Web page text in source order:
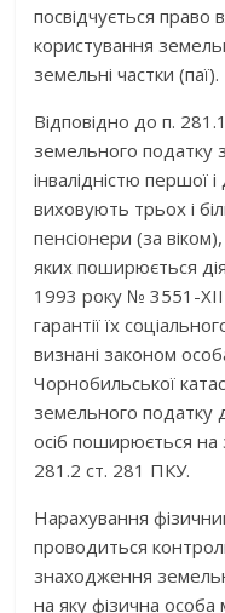
посвідчується право
користування
земельні частки (паї).
Відповідно до п.
земельного податку
інвалідністю першої
виховують трьох і
пенсіонери (за
яких поширюється
1993 року № 3551-XII
гарантії їх
визнані законом
Чорнобильської
земельного податку
осіб поширюється на
281.2 ст. 281 ПКУ.
Нарахування
проводиться
знаходження
на яку фізична особа